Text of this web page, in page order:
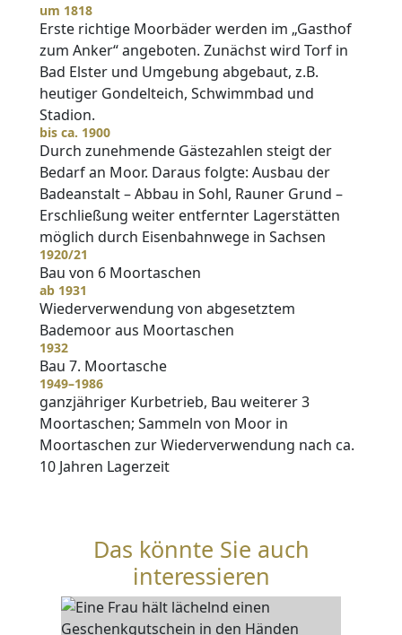
um 1818
Erste richtige Moorbäder werden im „Gasthof
zum Anker“ angeboten. Zunächst wird Torf in
Bad Elster und Umgebung abgebaut, z.B.
heutiger Gondelteich, Schwimmbad und
Stadion.
bis ca. 1900
Durch zunehmende Gästezahlen steigt der
Bedarf an Moor. Daraus folgte: Ausbau der
Badeanstalt – Abbau in Sohl, Rauner Grund –
Erschließung weiter entfernter Lagerstätten
möglich durch Eisenbahnwege in Sachsen
1920/21
Bau von 6 Moortaschen
ab 1931
Wiederverwendung von abgesetztem
Bademoor aus Moortaschen
1932
Bau 7. Moortasche
1949–1986
ganzjähriger Kurbetrieb, Bau weiterer 3
Moortaschen; Sammeln von Moor in
Moortaschen zur Wiederverwendung nach ca.
10 Jahren Lagerzeit
Das könnte Sie auch
interessieren